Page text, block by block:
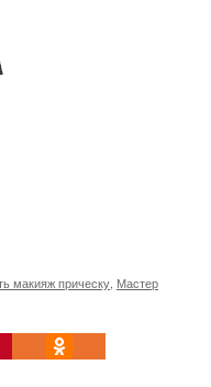
макияж прическу, Мастер